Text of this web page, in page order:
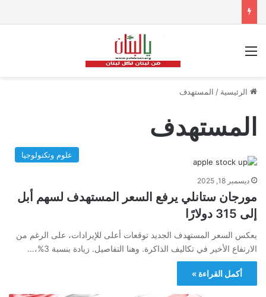
الرئيسية / المستهدف
المستهدف
علوم وتكنولوجيا
ديسمبر 18, 2025
مورجان ستانلي يرفع السعر المستهدف لسهم أبل
إلى 315 دولارًا
يعكس السعر المستهدف الجديد توقعات أعلى للإيرادات، على الرغم من
الارتفاع الأخير في تكاليف الذاكرة. وهنا التفاصيل. زيادة بنسبة 3%،…
أكمل القراءة »